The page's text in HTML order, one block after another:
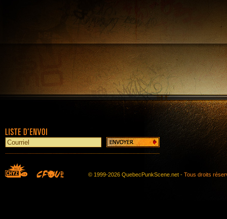
© 1999-2026 QuebecPunkScene.net - Tous droits